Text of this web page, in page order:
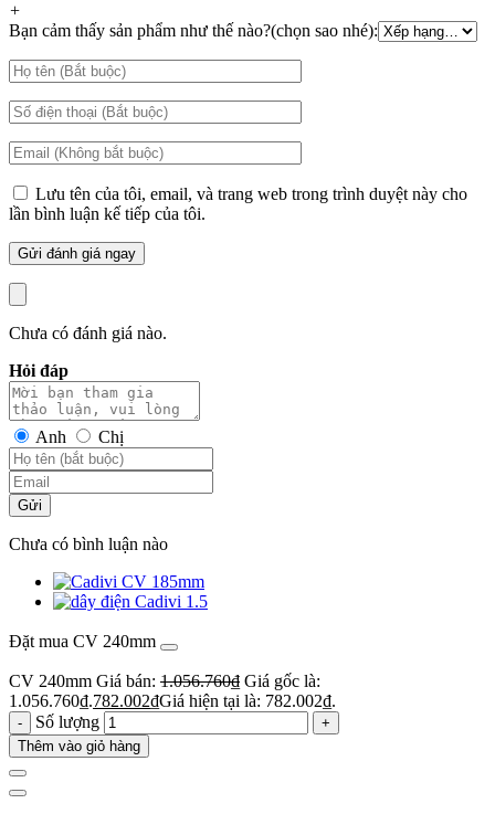
+
Bạn cảm thấy sản phẩm như thế nào?(chọn sao nhé):
Lưu tên của tôi, email, và trang web trong trình duyệt này cho
lần bình luận kế tiếp của tôi.
Chưa có đánh giá nào.
Hỏi đáp
Anh Chị
Gửi
Chưa có bình luận nào
Đặt mua CV 240mm
CV 240mm Giá bán: 1.056.760₫ Giá gốc là:
1.056.760₫.782.002₫Giá hiện tại là: 782.002₫.
Số lượng
Thêm vào giỏ hàng